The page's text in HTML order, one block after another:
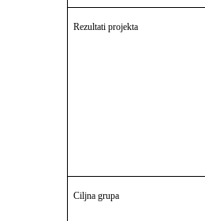
Rezultati projekta
Ciljna grupa